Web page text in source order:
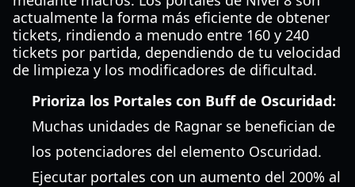
actualmente la forma más eficiente de obtener
tickets, rindiendo a menudo entre 160 y 240
tickets por partida, dependiendo de tu velocidad
de limpieza y los modificadores de dificultad.
Prioriza los Portales con Buff de Oscuridad:
Muchas unidades de Ragnar se benefician de
los potenciadores del elemento Oscuridad.
Ejecutar portales con un aumento del 200% al